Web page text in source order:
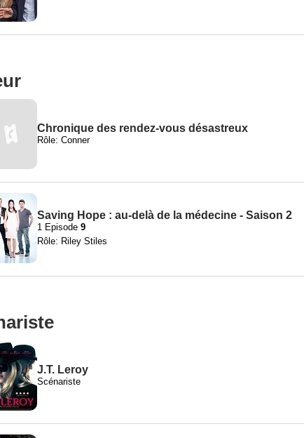
Chronique des rendez-vous désastreux
Rôle: Conner
Saving Hope : au-delà de la médecine - Saison 2
1 Episode 9
Rôle: Riley Stiles
J.T. Leroy
Scénariste